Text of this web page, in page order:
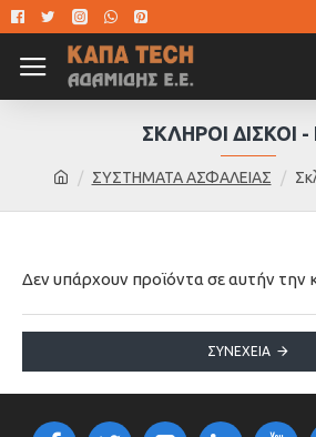
ΣΥΣΤΗΜΑΤΑ ΑΣΦΑΛΕΙΑΣ
ΣΚΛΗΡΟΊ ΔΊΣΚΟΙ -
Δεν υπάρχουν προϊόντα σε αυτήν την
ΣΥΝΈΧΕΙΑ